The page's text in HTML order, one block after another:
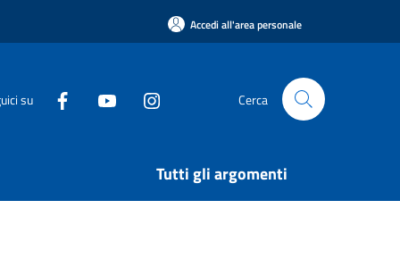
Accedi all'area personale
su Cerca
Tutti gli argomenti